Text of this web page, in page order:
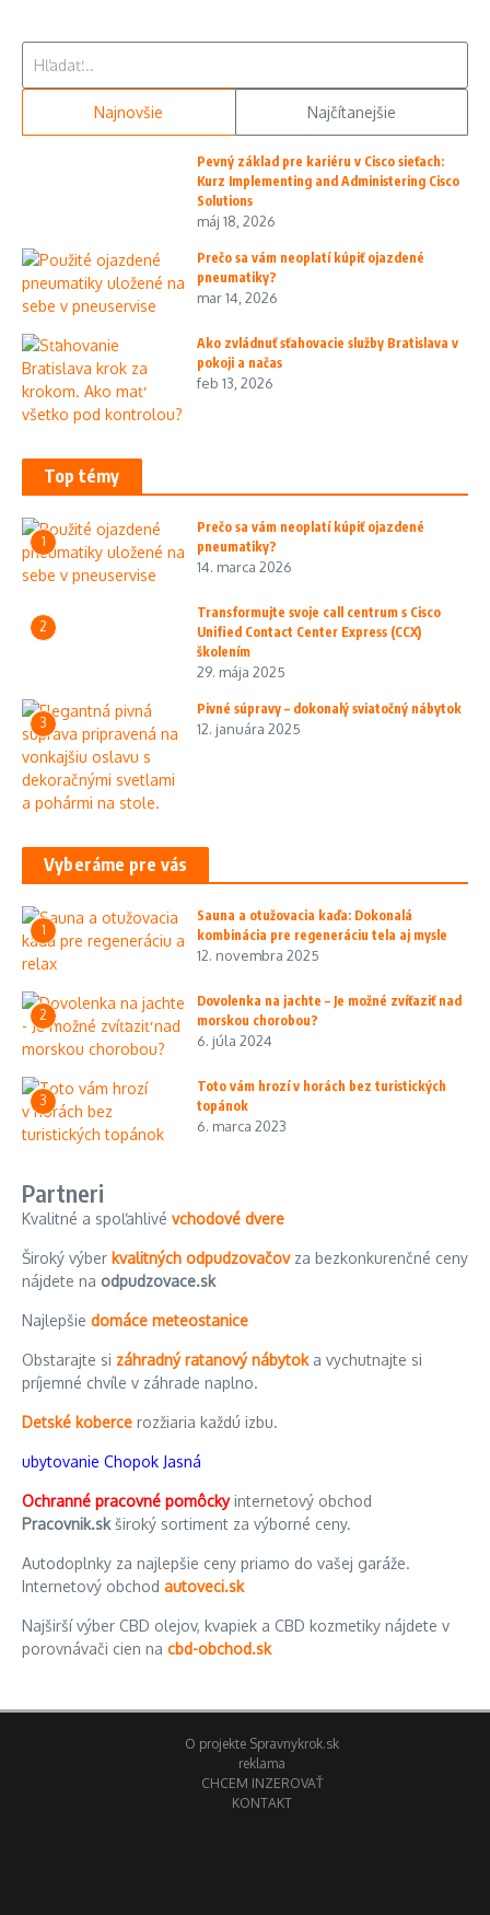
Najnovšie Najčítanejšie
Pevný základ pre kariéru v Cisco sieťach:
Kurz Implementing and Administering Cisco
Solutions
máj 18, 2026
Prečo sa vám neoplatí kúpiť ojazdené
pneumatiky?
mar 14, 2026
Ako zvládnuť sťahovacie služby Bratislava v
pokoji a načas
feb 13, 2026
Top témy
1
Prečo sa vám neoplatí kúpiť ojazdené
pneumatiky?
14. marca 2026
2
Transformujte svoje call centrum s Cisco
Unified Contact Center Express (CCX)
školením
29. mája 2025
3
Pivné súpravy – dokonalý sviatočný nábytok
12. januára 2025
Vyberáme pre vás
1
Sauna a otužovacia kaďa: Dokonalá
kombinácia pre regeneráciu tela aj mysle
12. novembra 2025
2
Dovolenka na jachte – Je možné zvíťaziť nad
morskou chorobou?
6. júla 2024
3
Toto vám hrozí v horách bez turistických
topánok
6. marca 2023
Partneri
Kvalitné a spoľahlivé vchodové dvere
Široký výber kvalitných odpudzovačovza bezkonkurenčné ceny
nájdete na odpudzovace.sk
Najlepšie domáce meteostanice
Obstarajte si záhradný ratanový nábytoka vychutnajte si
príjemné chvíle v záhrade naplno.
Detské koberce rozžiaria každú izbu.
ubytovanie Chopok Jasná
Ochranné pracovné pomôckyinternetový obchod
Pracovnik.skširoký sortiment za výborné ceny.
Autodoplnky za najlepšie ceny priamo do vašej garáže.
Internetový obchod autoveci.sk
Najširší výber CBD olejov, kvapiek a CBD kozmetiky nájdete v
porovnávači cien na cbd-obchod.sk
O projekte Spravnykrok.sk
reklama
CHCEM INZEROVAŤ
KONTAKT